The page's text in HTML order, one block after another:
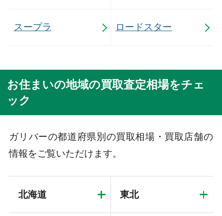
スープラ ロードスター
お住まいの地域の買取査定相場をチェ
ック
ガリバーの都道府県別の買取相場・買取店舗の
情報をご覧いただけます。
北海道 東北